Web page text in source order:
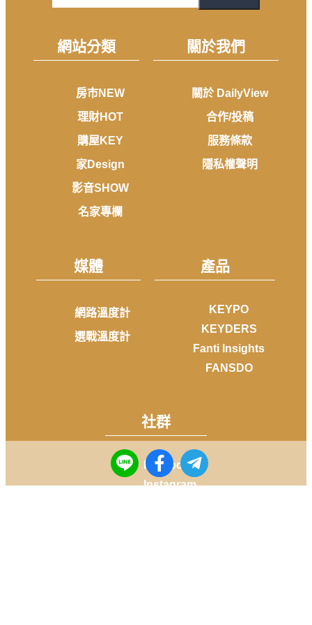
網站分類
房市NEW
理財HOT
購屋KEY
家Design
影音SHOW
名家專欄
關於我們
關於 DailyView
合作/投稿
服務條款
隱私權聲明
媒體
網路溫度計
選戰溫度計
產品
KEYPO
KEYDERS
Fanti Insights
FANSDO
社群
Facebook
Instagram